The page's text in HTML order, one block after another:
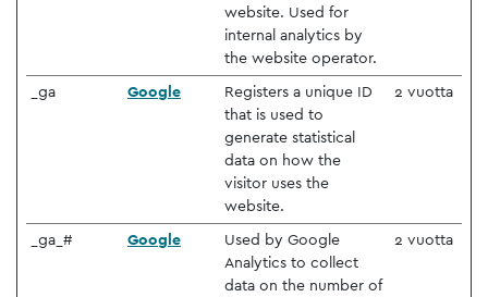
website. Used for
internal analytics by
the website operator.
_ga Google
Registers a unique ID
that is used to
generate statistical
data on how the
visitor uses the
website.
2 vuotta
_ga_# Google
Used by Google
Analytics to collect
data on the number of
2 vuotta